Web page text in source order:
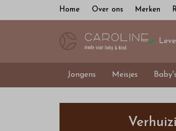
Home Over ons Merken
Jongens Meisjes Baby's
Jurken